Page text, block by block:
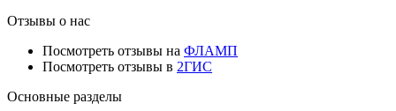
Отзывы о нас
Посмотреть отзывы на ФЛАМП
Посмотреть отзывы в 2ГИС
Основные разделы